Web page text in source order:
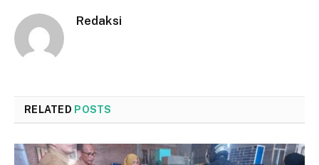
Redaksi
RELATED POSTS